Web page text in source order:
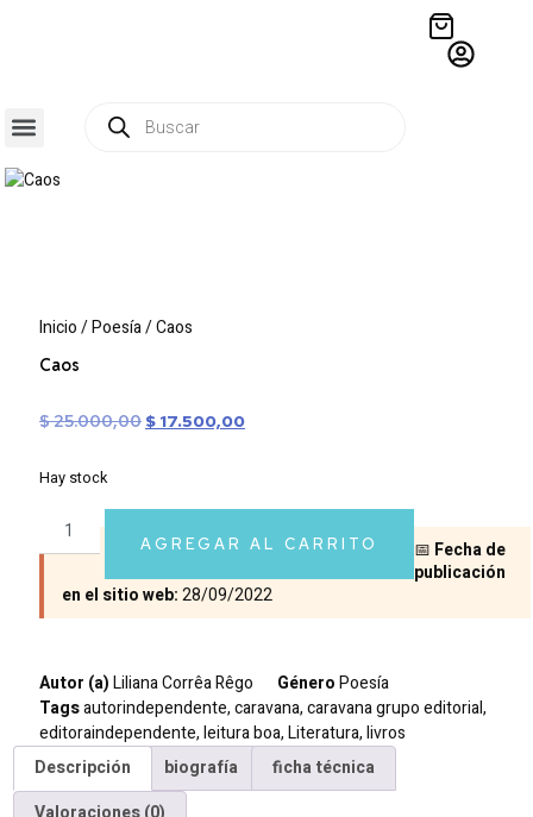
Inicio/Poesía/ Caos
Caos
$25.000,00 $ 17.500,00
Hay stock
AGREGAR AL CARRITO 📅 Fecha de
publicación
en el sitio web:28/09/2022
Autor (a)Liliana Corrêa Rêgo GéneroPoesía
Tagsautorindependente,caravana,caravana grupo editorial,
editoraindependente,leitura boa,Literatura,livros
Descripción
biografía
ficha técnica